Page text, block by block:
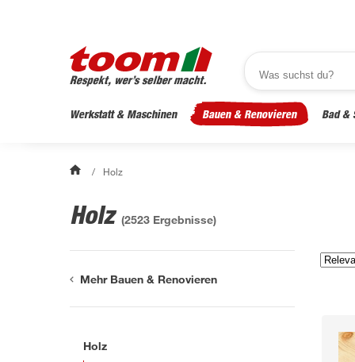
Werkstatt & Maschinen Bauen & Renovieren Bad &
/ Holz
Holz (2523 Ergebnisse)
Mehr Bauen & Renovieren
Holz